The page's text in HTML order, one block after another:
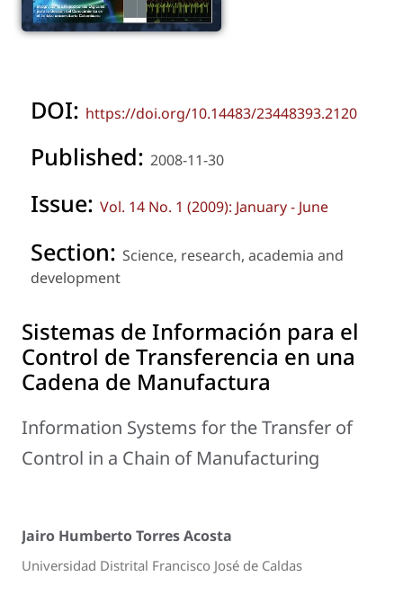
DOI: https://doi.org/10.14483/23448393.2120
Published: 2008-11-30
Issue: Vol. 14 No. 1 (2009): January - June
Section: Science, research, academia and
development
Sistemas de Información para el
Control de Transferencia en una
Cadena de Manufactura
Information Systems for the Transfer of
Control in a Chain of Manufacturing
Jairo Humberto Torres Acosta
Universidad Distrital Francisco José de Caldas